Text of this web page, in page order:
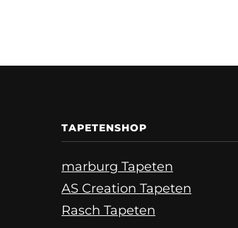
TAPETENSHOP
marburg Tapeten
AS Creation Tapeten
Rasch Tapeten